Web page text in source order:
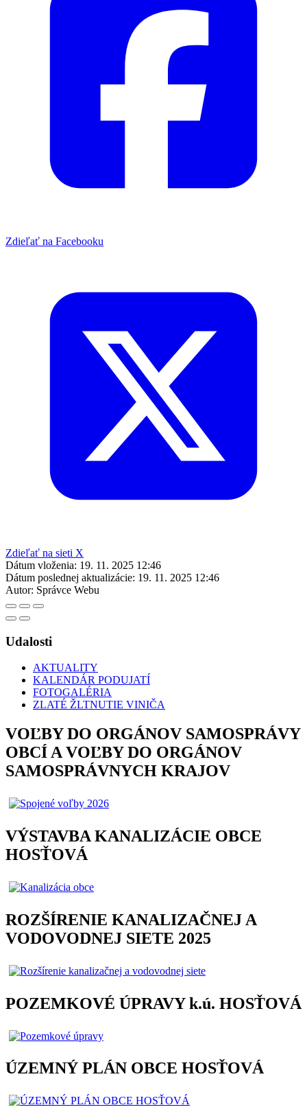
Zdieľať na Facebooku
Zdieľať na sieti X
Dátum vloženia: 19. 11. 2025 12:46
Dátum poslednej aktualizácie: 19. 11. 2025 12:46
Autor: Správce Webu
Udalosti
AKTUALITY
KALENDÁR PODUJATÍ
FOTOGALÉRIA
ZLATÉ ŽLTNUTIE VINIČA
VOĽBY DO ORGÁNOV SAMOSPRÁVY
OBCÍ A VOĽBY DO ORGÁNOV
SAMOSPRÁVNYCH KRAJOV
VÝSTAVBA KANALIZÁCIE OBCE
HOSŤOVÁ
ROZŠÍRENIE KANALIZAČNEJ A
VODOVODNEJ SIETE 2025
POZEMKOVÉ ÚPRAVY k.ú. HOSŤOVÁ
ÚZEMNÝ PLÁN OBCE HOSŤOVÁ